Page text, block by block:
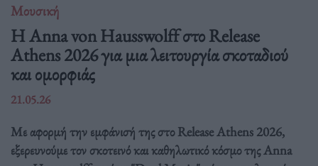
Μουσική
Η Anna von Hausswolff στο Release
Athens 2026 για μια λειτουργία σκοταδιού
και ομορφιάς
21.05.26
Με αφορμή την εμφάνισή της στο Release Athens 2026,
εξερευνούμε τον σκοτεινό και καθηλωτικό κόσμο της Anna